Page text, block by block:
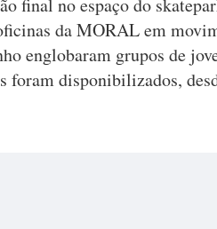
final no espaço do
da MORAL em
englobaram grupos de
foram disponibilizados,